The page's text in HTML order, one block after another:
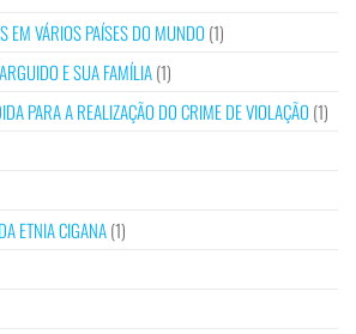
EM VÁRIOS PAÍSES DO MUNDO (1)
E SUA FAMÍLIA(1)
PARA A REALIZAÇÃO DO CRIME DE VIOLAÇÃO (1)
ETNIA CIGANA(1)